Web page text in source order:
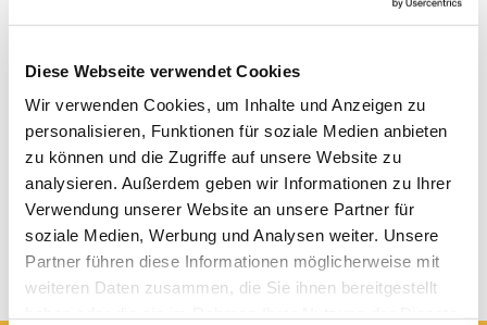
Diese Webseite verwendet Cookies
Wir verwenden Cookies, um Inhalte und Anzeigen zu
personalisieren, Funktionen für soziale Medien anbieten
zu können und die Zugriffe auf unsere Website zu
analysieren. Außerdem geben wir Informationen zu Ihrer
Verwendung unserer Website an unsere Partner für
soziale Medien, Werbung und Analysen weiter. Unsere
Partner führen diese Informationen möglicherweise mit
weiteren Daten zusammen, die Sie ihnen bereitgestellt